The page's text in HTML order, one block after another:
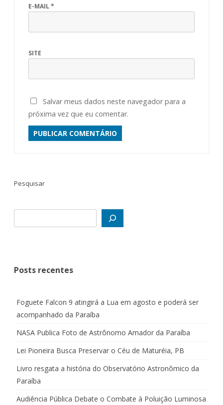
E-MAIL*
SITE
Salvar meus dados neste navegador para a
próxima vez que eu comentar.
Pesquisar
Posts recentes
Foguete Falcon 9 atingirá a Lua em agosto e poderá ser
acompanhado da Paraíba
NASA Publica Foto de Astrônomo Amador da Paraíba
Lei Pioneira Busca Preservar o Céu de Maturéia, PB
Livro resgata a história do Observatório Astronômico da
Paraíba
Audiência Pública Debate o Combate à Poluição Luminosa